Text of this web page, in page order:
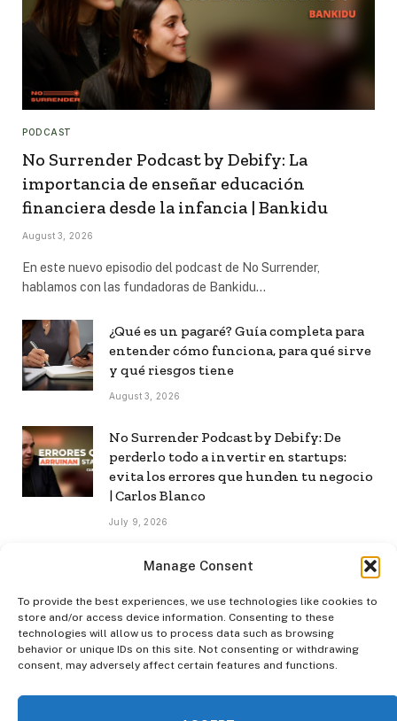
Manage Consent
To provide the best experiences, we use technologies like cookies to
store and/or access device information. Consenting to these
technologies will allow us to process data such as browsing
behavior or unique IDs on this site. Not consenting or withdrawing
consent, may adversely affect certain features and functions.
PODCAST
No Surrender Podcast by Debify: La
importancia de enseñar educación
financiera desde la infancia | Bankidu
August 3, 2026
En este nuevo episodio del podcast de No Surrender,
hablamos con las fundadoras de Bankidu…
¿Qué es un pagaré? Guía completa para
entender cómo funciona, para qué sirve
y qué riesgos tiene
August 3, 2026
No Surrender Podcast by Debify: De
perderlo todo a invertir en startups:
evita los errores que hunden tu negocio
| Carlos Blanco
July 9, 2026
No Surrender Podcast by Debify: Cómo
construir una audiencia propia en la era
de la IA | Mar Manrique
July 8, 2026